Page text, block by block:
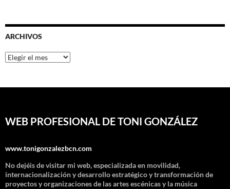
ARCHIVOS
Archivos
WEB PROFESIONAL DE TONI GONZÁLEZ
www.tonigonzalezbcn.com
No dejéis de visitar mi web, especializada en movilidad,
internacionalización y desarrollo estratégico y transformación de
proyectos y organizaciones de las artes escénicas y la música